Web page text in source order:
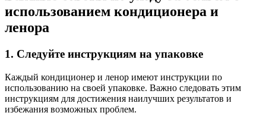
использованием кондиционера и
ленора
1. Следуйте инструкциям на упаковке
Каждый кондиционер и ленор имеют инструкции по
использованию на своей упаковке. Важно следовать этим
инструкциям для достижения наилучших результатов и
избежания возможных проблем.